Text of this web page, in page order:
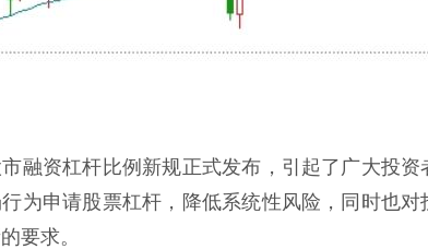
融资杠杆比例新规正式发布，引起了广大投
为申请股票杠杆，降低系统性风险，同时也
要求。